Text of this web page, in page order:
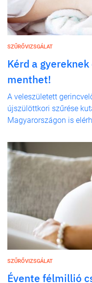
SZŰRŐVIZSGÁLAT
Kérd a
menthet!
A veleszületett
újszülöttkori szűrése
Magyarországon is
SZŰRŐVIZSGÁLAT
Évente félmillió